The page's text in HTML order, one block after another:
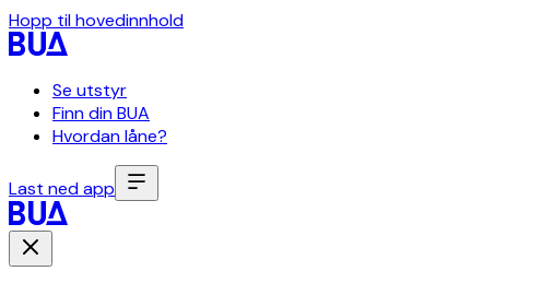
Hopp til hovedinnhold
Se utstyr
Finn din BUA
Hvordan låne?
Last ned app